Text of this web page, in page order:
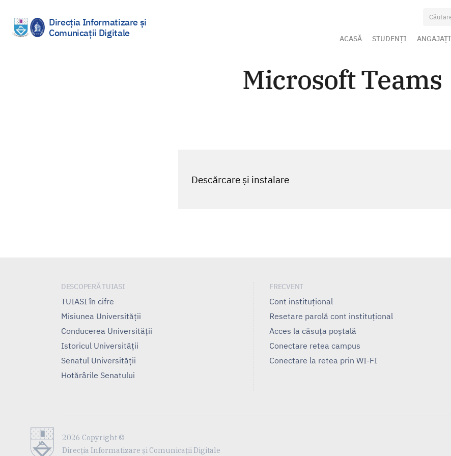
Direcția Informatizare și
Comunicații Digitale
Caută
ACASĂ STUDENȚI ANGAJAȚI
Microsoft Teams
Descărcare și instalare
DESCOPERĂ TUIASI
TUIASI în cifre
Misiunea Universităţii
Conducerea Universităţii
Istoricul Universităţii
Senatul Universității
Hotărârile Senatului
FRECVENT
Cont instituțional
Resetare parolă cont instituțional
Acces la căsuța poștală
Conectare retea campus
Conectare la retea prin WI-FI
2026 Copyright ©
Direcția Informatizare și Comunicații Digitale